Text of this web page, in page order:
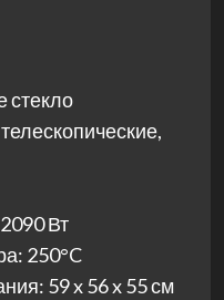
стекло
Вт
250°C
59 x 56 x 55 см